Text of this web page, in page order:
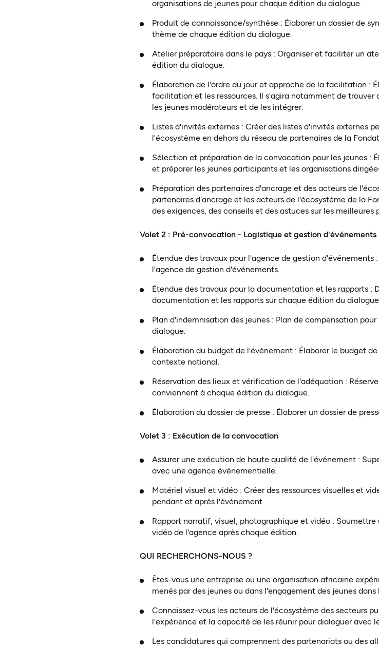
organisations de jeunes pour chaque édition du dialogue.
Produit de connaissance/synthèse : Élaborer un dossier de
thème de chaque édition du dialogue.
Atelier préparatoire dans le pays : Organiser et faciliter un
édition du dialogue.
Élaboration de l'ordre du jour et approche de la facilitation :
facilitation et les ressources. Il s'agira notamment de trouver
les jeunes modérateurs et de les intégrer.
Listes d'invités externes : Créer des listes d'invités externes
l'écosystème en dehors du réseau de partenaires de la
Sélection et préparation de la convocation pour les jeunes :
et préparer les jeunes participants et les organisations
Préparation des partenaires d'ancrage et des acteurs de
partenaires d'ancrage et les acteurs de l'écosystème de la
des exigences, des conseils et des astuces sur les
Volet 2 : Pré-convocation - Logistique et gestion d'événements
Étendue des travaux pour l'agence de gestion d'événements
l'agence de gestion d'événements.
Étendue des travaux pour la documentation et les rapports :
documentation et les rapports sur chaque édition du
Plan d'indemnisation des jeunes : Plan de compensation
dialogue.
Élaboration du budget de l'événement : Élaborer le budget
contexte national.
Réservation des lieux et vérification de l'adéquation :
conviennent à chaque édition du dialogue.
Élaboration du dossier de presse : Élaborer un dossier de
Volet 3 : Exécution de la convocation
Assurer une exécution de haute qualité de l'événement :
avec une agence événementielle.
Matériel visuel et vidéo : Créer des ressources visuelles et
pendant et après l'événement.
Rapport narratif, visuel, photographique et vidéo :
vidéo de l'agence après chaque édition.
QUI RECHERCHONS-NOUS ?
Êtes-vous une entreprise ou une organisation africaine
menés par des jeunes ou dans l'engagement des jeunes
Connaissez-vous les acteurs de l'écosystème des secteurs
l'expérience et la capacité de les réunir pour dialoguer avec
Les candidatures qui comprennent des partenariats ou des